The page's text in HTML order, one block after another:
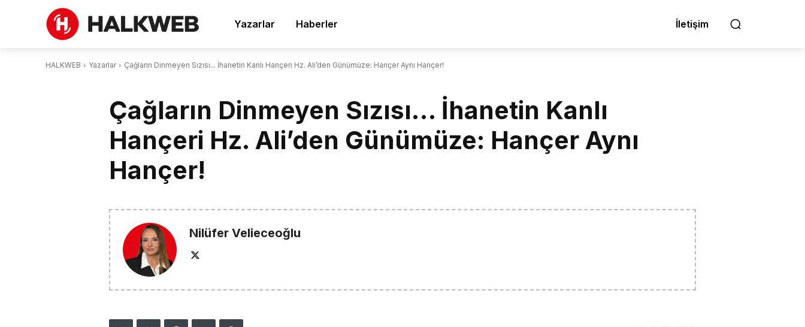
Yazarlar Haberler İletişim
HALKWEB Yazarlar Çağların Dinmeyen Sızısı... İhanetin Kanlı Hançeri Hz. Ali’den Günümüze: Hançer Aynı Hançer!
Çağların Dinmeyen Sızısı… İhanetin Kanlı
Hançeri Hz. Ali’den Günümüze: Hançer Aynı
Hançer!
Nilüfer Velieceoğlu